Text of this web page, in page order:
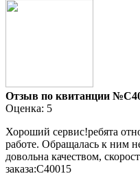
Отзыв по квитанции
Оценка: 5
Хороший сервис!ребята
работе. Обращалась к ним
довольна качеством,
заказа:C40015